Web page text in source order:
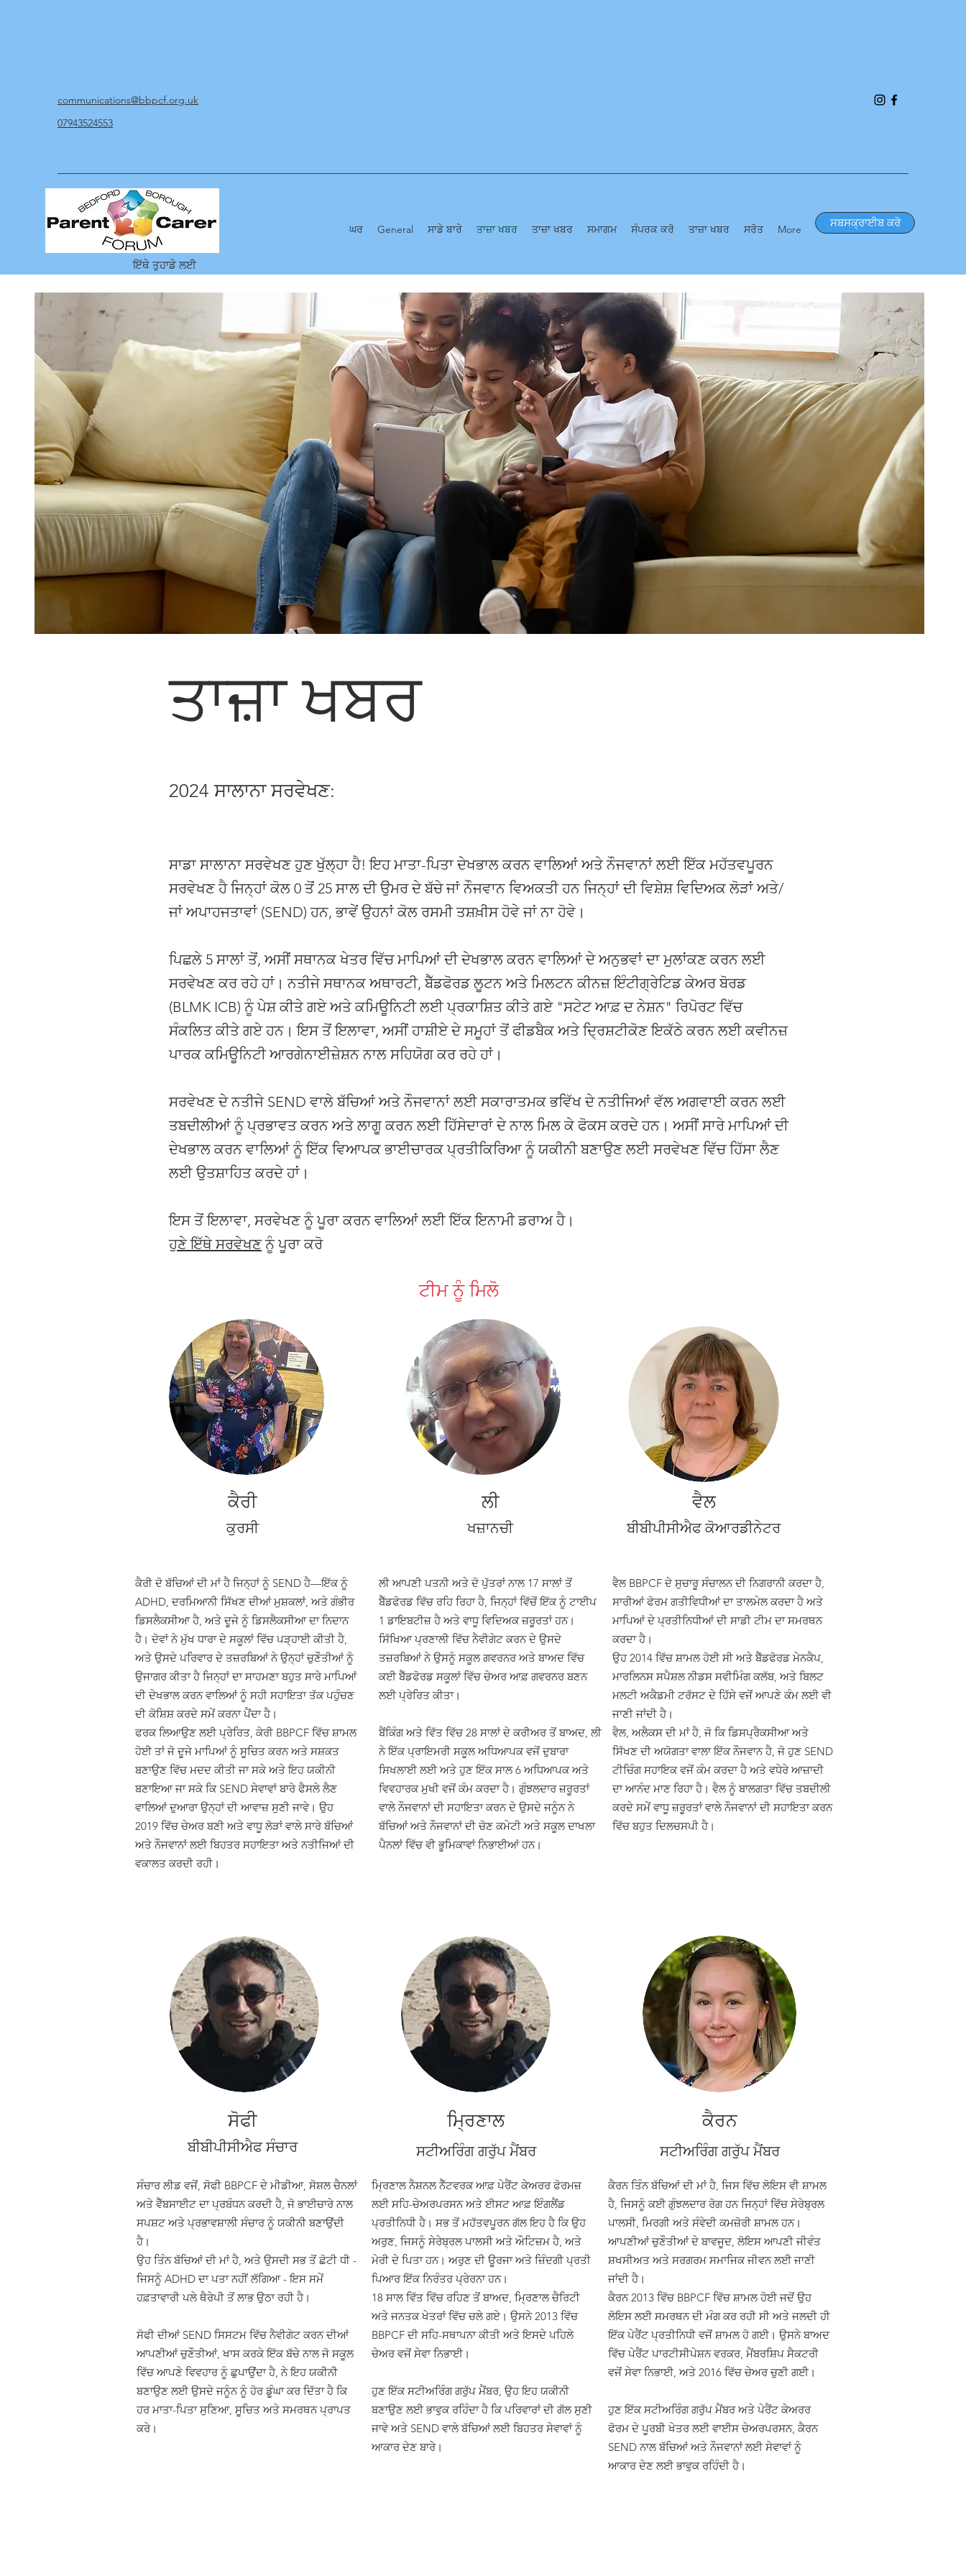
communications@bbpcf.org.uk
07943524553
ਘਰ General ਸਾਡੇ ਬਾਰੇ ਤਾਜ਼ਾ ਖਬਰ ਤਾਜ਼ਾ ਖਬਰ ਸਮਾਗਮ ਸੰਪਰਕ ਕਰੋ ਤਾਜ਼ਾ ਖਬਰ ਸਰੋਤ More ਸਬਸਕ੍ਰਾਈਬ ਕਰੋ
ਇੱਥੇ ਤੁਹਾਡੇ ਲਈ
ਤਾਜ਼ਾ ਖਬਰ
2024 ਸਾਲਾਨਾ ਸਰਵੇਖਣ:
ਸਾਡਾ ਸਾਲਾਨਾ ਸਰਵੇਖਣ ਹੁਣ ਖੁੱਲ੍ਹਾ ਹੈ! ਇਹ ਮਾਤਾ-ਪਿਤਾ ਦੇਖਭਾਲ ਕਰਨ ਵਾਲਿਆਂ ਅਤੇ ਨੌਜਵਾਨਾਂ ਲਈ ਇੱਕ ਮਹੱਤਵਪੂਰਨ
ਸਰਵੇਖਣ ਹੈ ਜਿਨ੍ਹਾਂ ਕੋਲ 0 ਤੋਂ 25 ਸਾਲ ਦੀ ਉਮਰ ਦੇ ਬੱਚੇ ਜਾਂ ਨੌਜਵਾਨ ਵਿਅਕਤੀ ਹਨ ਜਿਨ੍ਹਾਂ ਦੀ ਵਿਸ਼ੇਸ਼ ਵਿਦਿਅਕ ਲੋੜਾਂ ਅਤੇ/
ਜਾਂ ਅਪਾਹਜਤਾਵਾਂ (SEND) ਹਨ, ਭਾਵੇਂ ਉਹਨਾਂ ਕੋਲ ਰਸਮੀ ਤਸ਼ਖ਼ੀਸ ਹੋਵੇ ਜਾਂ ਨਾ ਹੋਵੇ।
ਪਿਛਲੇ 5 ਸਾਲਾਂ ਤੋਂ, ਅਸੀਂ ਸਥਾਨਕ ਖੇਤਰ ਵਿੱਚ ਮਾਪਿਆਂ ਦੀ ਦੇਖਭਾਲ ਕਰਨ ਵਾਲਿਆਂ ਦੇ ਅਨੁਭਵਾਂ ਦਾ ਮੁਲਾਂਕਣ ਕਰਨ ਲਈ
ਸਰਵੇਖਣ ਕਰ ਰਹੇ ਹਾਂ। ਨਤੀਜੇ ਸਥਾਨਕ ਅਥਾਰਟੀ, ਬੈੱਡਫੋਰਡ ਲੂਟਨ ਅਤੇ ਮਿਲਟਨ ਕੀਨਜ਼ ਇੰਟੀਗ੍ਰੇਟਿਡ ਕੇਅਰ ਬੋਰਡ
(BLMK ICB) ਨੂੰ ਪੇਸ਼ ਕੀਤੇ ਗਏ ਅਤੇ ਕਮਿਊਨਿਟੀ ਲਈ ਪ੍ਰਕਾਸ਼ਿਤ ਕੀਤੇ ਗਏ "ਸਟੇਟ ਆਫ਼ ਦ ਨੇਸ਼ਨ" ਰਿਪੋਰਟ ਵਿੱਚ
ਸੰਕਲਿਤ ਕੀਤੇ ਗਏ ਹਨ। ਇਸ ਤੋਂ ਇਲਾਵਾ, ਅਸੀਂ ਹਾਸ਼ੀਏ ਦੇ ਸਮੂਹਾਂ ਤੋਂ ਫੀਡਬੈਕ ਅਤੇ ਦ੍ਰਿਸ਼ਟੀਕੋਣ ਇਕੱਠੇ ਕਰਨ ਲਈ ਕਵੀਨਜ਼
ਪਾਰਕ ਕਮਿਊਨਿਟੀ ਆਰਗੇਨਾਈਜ਼ੇਸ਼ਨ ਨਾਲ ਸਹਿਯੋਗ ਕਰ ਰਹੇ ਹਾਂ।
ਸਰਵੇਖਣ ਦੇ ਨਤੀਜੇ SEND ਵਾਲੇ ਬੱਚਿਆਂ ਅਤੇ ਨੌਜਵਾਨਾਂ ਲਈ ਸਕਾਰਾਤਮਕ ਭਵਿੱਖ ਦੇ ਨਤੀਜਿਆਂ ਵੱਲ ਅਗਵਾਈ ਕਰਨ ਲਈ
ਤਬਦੀਲੀਆਂ ਨੂੰ ਪ੍ਰਭਾਵਤ ਕਰਨ ਅਤੇ ਲਾਗੂ ਕਰਨ ਲਈ ਹਿੱਸੇਦਾਰਾਂ ਦੇ ਨਾਲ ਮਿਲ ਕੇ ਫੋਕਸ ਕਰਦੇ ਹਨ। ਅਸੀਂ ਸਾਰੇ ਮਾਪਿਆਂ ਦੀ
ਦੇਖਭਾਲ ਕਰਨ ਵਾਲਿਆਂ ਨੂੰ ਇੱਕ ਵਿਆਪਕ ਭਾਈਚਾਰਕ ਪ੍ਰਤੀਕਿਰਿਆ ਨੂੰ ਯਕੀਨੀ ਬਣਾਉਣ ਲਈ ਸਰਵੇਖਣ ਵਿੱਚ ਹਿੱਸਾ ਲੈਣ
ਲਈ ਉਤਸ਼ਾਹਿਤ ਕਰਦੇ ਹਾਂ।
ਇਸ ਤੋਂ ਇਲਾਵਾ, ਸਰਵੇਖਣ ਨੂੰ ਪੂਰਾ ਕਰਨ ਵਾਲਿਆਂ ਲਈ ਇੱਕ ਇਨਾਮੀ ਡਰਾਅ ਹੈ।
ਹੁਣੇ ਇੱਥੇ ਸਰਵੇਖਣਨੂੰ ਪੂਰਾ ਕਰੋ
ਟੀਮ ਨੂੰ ਮਿਲੋ
ਕੈਰੀ
ਕੁਰਸੀ
ਲੀ
ਖਜ਼ਾਨਚੀ
ਵੈਲ
ਬੀਬੀਪੀਸੀਐਫ ਕੋਆਰਡੀਨੇਟਰ
ਕੈਰੀ ਦੋ ਬੱਚਿਆਂ ਦੀ ਮਾਂ ਹੈ ਜਿਨ੍ਹਾਂ ਨੂੰ SEND ਹੈ—ਇੱਕ ਨੂੰ
ADHD, ਦਰਮਿਆਨੀ ਸਿੱਖਣ ਦੀਆਂ ਮੁਸ਼ਕਲਾਂ, ਅਤੇ ਗੰਭੀਰ
ਡਿਸਲੈਕਸੀਆ ਹੈ, ਅਤੇ ਦੂਜੇ ਨੂੰ ਡਿਸਲੈਕਸੀਆ ਦਾ ਨਿਦਾਨ
ਹੈ। ਦੋਵਾਂ ਨੇ ਮੁੱਖ ਧਾਰਾ ਦੇ ਸਕੂਲਾਂ ਵਿੱਚ ਪੜ੍ਹਾਈ ਕੀਤੀ ਹੈ,
ਅਤੇ ਉਸਦੇ ਪਰਿਵਾਰ ਦੇ ਤਜ਼ਰਬਿਆਂ ਨੇ ਉਨ੍ਹਾਂ ਚੁਣੌਤੀਆਂ ਨੂੰ
ਉਜਾਗਰ ਕੀਤਾ ਹੈ ਜਿਨ੍ਹਾਂ ਦਾ ਸਾਹਮਣਾ ਬਹੁਤ ਸਾਰੇ ਮਾਪਿਆਂ
ਦੀ ਦੇਖਭਾਲ ਕਰਨ ਵਾਲਿਆਂ ਨੂੰ ਸਹੀ ਸਹਾਇਤਾ ਤੱਕ ਪਹੁੰਚਣ
ਦੀ ਕੋਸ਼ਿਸ਼ ਕਰਦੇ ਸਮੇਂ ਕਰਨਾ ਪੈਂਦਾ ਹੈ।
ਫਰਕ ਲਿਆਉਣ ਲਈ ਪ੍ਰੇਰਿਤ, ਕੇਰੀ BBPCF ਵਿੱਚ ਸ਼ਾਮਲ
ਹੋਈ ਤਾਂ ਜੋ ਦੂਜੇ ਮਾਪਿਆਂ ਨੂੰ ਸੂਚਿਤ ਕਰਨ ਅਤੇ ਸਸ਼ਕਤ
ਬਣਾਉਣ ਵਿੱਚ ਮਦਦ ਕੀਤੀ ਜਾ ਸਕੇ ਅਤੇ ਇਹ ਯਕੀਨੀ
ਬਣਾਇਆ ਜਾ ਸਕੇ ਕਿ SEND ਸੇਵਾਵਾਂ ਬਾਰੇ ਫੈਸਲੇ ਲੈਣ
ਵਾਲਿਆਂ ਦੁਆਰਾ ਉਨ੍ਹਾਂ ਦੀ ਆਵਾਜ਼ ਸੁਣੀ ਜਾਵੇ। ਉਹ
2019 ਵਿੱਚ ਚੇਅਰ ਬਣੀ ਅਤੇ ਵਾਧੂ ਲੋੜਾਂ ਵਾਲੇ ਸਾਰੇ ਬੱਚਿਆਂ
ਅਤੇ ਨੌਜਵਾਨਾਂ ਲਈ ਬਿਹਤਰ ਸਹਾਇਤਾ ਅਤੇ ਨਤੀਜਿਆਂ ਦੀ
ਵਕਾਲਤ ਕਰਦੀ ਰਹੀ।
ਲੀ ਆਪਣੀ ਪਤਨੀ ਅਤੇ ਦੋ ਪੁੱਤਰਾਂ ਨਾਲ 17 ਸਾਲਾਂ ਤੋਂ
ਬੈੱਡਫੋਰਡ ਵਿੱਚ ਰਹਿ ਰਿਹਾ ਹੈ, ਜਿਨ੍ਹਾਂ ਵਿੱਚੋਂ ਇੱਕ ਨੂੰ ਟਾਈਪ
1 ਡਾਇਬਟੀਜ਼ ਹੈ ਅਤੇ ਵਾਧੂ ਵਿਦਿਅਕ ਜ਼ਰੂਰਤਾਂ ਹਨ।
ਸਿੱਖਿਆ ਪ੍ਰਣਾਲੀ ਵਿੱਚ ਨੈਵੀਗੇਟ ਕਰਨ ਦੇ ਉਸਦੇ
ਤਜ਼ਰਬਿਆਂ ਨੇ ਉਸਨੂੰ ਸਕੂਲ ਗਵਰਨਰ ਅਤੇ ਬਾਅਦ ਵਿੱਚ
ਕਈ ਬੈੱਡਫੋਰਡ ਸਕੂਲਾਂ ਵਿੱਚ ਚੇਅਰ ਆਫ਼ ਗਵਰਨਰ ਬਣਨ
ਲਈ ਪ੍ਰੇਰਿਤ ਕੀਤਾ।
ਬੈਂਕਿੰਗ ਅਤੇ ਵਿੱਤ ਵਿੱਚ 28 ਸਾਲਾਂ ਦੇ ਕਰੀਅਰ ਤੋਂ ਬਾਅਦ, ਲੀ
ਨੇ ਇੱਕ ਪ੍ਰਾਇਮਰੀ ਸਕੂਲ ਅਧਿਆਪਕ ਵਜੋਂ ਦੁਬਾਰਾ
ਸਿਖਲਾਈ ਲਈ ਅਤੇ ਹੁਣ ਇੱਕ ਸਾਲ 6 ਅਧਿਆਪਕ ਅਤੇ
ਵਿਵਹਾਰਕ ਮੁਖੀ ਵਜੋਂ ਕੰਮ ਕਰਦਾ ਹੈ। ਗੁੰਝਲਦਾਰ ਜ਼ਰੂਰਤਾਂ
ਵਾਲੇ ਨੌਜਵਾਨਾਂ ਦੀ ਸਹਾਇਤਾ ਕਰਨ ਦੇ ਉਸਦੇ ਜਨੂੰਨ ਨੇ
ਬੱਚਿਆਂ ਅਤੇ ਨੌਜਵਾਨਾਂ ਦੀ ਚੋਣ ਕਮੇਟੀ ਅਤੇ ਸਕੂਲ ਦਾਖਲਾ
ਪੈਨਲਾਂ ਵਿੱਚ ਵੀ ਭੂਮਿਕਾਵਾਂ ਨਿਭਾਈਆਂ ਹਨ।
ਵੈਲ BBPCF ਦੇ ਸੁਚਾਰੂ ਸੰਚਾਲਨ ਦੀ ਨਿਗਰਾਨੀ ਕਰਦਾ ਹੈ,
ਸਾਰੀਆਂ ਫੋਰਮ ਗਤੀਵਿਧੀਆਂ ਦਾ ਤਾਲਮੇਲ ਕਰਦਾ ਹੈ ਅਤੇ
ਮਾਪਿਆਂ ਦੇ ਪ੍ਰਤੀਨਿਧੀਆਂ ਦੀ ਸਾਡੀ ਟੀਮ ਦਾ ਸਮਰਥਨ
ਕਰਦਾ ਹੈ।
ਉਹ 2014 ਵਿੱਚ ਸ਼ਾਮਲ ਹੋਈ ਸੀ ਅਤੇ ਬੈੱਡਫੋਰਡ ਮੇਨਕੈਪ,
ਮਾਰਲਿਨਸ ਸਪੈਸ਼ਲ ਨੀਡਸ ਸਵੀਮਿੰਗ ਕਲੱਬ, ਅਤੇ ਬਿਲਟ
ਮਲਟੀ ਅਕੈਡਮੀ ਟਰੱਸਟ ਦੇ ਹਿੱਸੇ ਵਜੋਂ ਆਪਣੇ ਕੰਮ ਲਈ ਵੀ
ਜਾਣੀ ਜਾਂਦੀ ਹੈ।
ਵੈਲ, ਅਲੈਕਸ ਦੀ ਮਾਂ ਹੈ, ਜੋ ਕਿ ਡਿਸਪ੍ਰੈਕਸੀਆ ਅਤੇ
ਸਿੱਖਣ ਦੀ ਅਯੋਗਤਾ ਵਾਲਾ ਇੱਕ ਨੌਜਵਾਨ ਹੈ, ਜੋ ਹੁਣ SEND
ਟੀਚਿੰਗ ਸਹਾਇਕ ਵਜੋਂ ਕੰਮ ਕਰਦਾ ਹੈ ਅਤੇ ਵਧੇਰੇ ਆਜ਼ਾਦੀ
ਦਾ ਆਨੰਦ ਮਾਣ ਰਿਹਾ ਹੈ। ਵੈਲ ਨੂੰ ਬਾਲਗਤਾ ਵਿੱਚ ਤਬਦੀਲੀ
ਕਰਦੇ ਸਮੇਂ ਵਾਧੂ ਜ਼ਰੂਰਤਾਂ ਵਾਲੇ ਨੌਜਵਾਨਾਂ ਦੀ ਸਹਾਇਤਾ ਕਰਨ
ਵਿੱਚ ਬਹੁਤ ਦਿਲਚਸਪੀ ਹੈ।
ਸੋਫੀ
ਬੀਬੀਪੀਸੀਐਫ ਸੰਚਾਰ
ਸੰਚਾਰ ਲੀਡ ਵਜੋਂ, ਸੋਫੀ BBPCF ਦੇ ਮੀਡੀਆ, ਸੋਸ਼ਲ ਚੈਨਲਾਂ
ਅਤੇ ਵੈੱਬਸਾਈਟ ਦਾ ਪ੍ਰਬੰਧਨ ਕਰਦੀ ਹੈ, ਜੋ ਭਾਈਚਾਰੇ ਨਾਲ
ਸਪਸ਼ਟ ਅਤੇ ਪ੍ਰਭਾਵਸ਼ਾਲੀ ਸੰਚਾਰ ਨੂੰ ਯਕੀਨੀ ਬਣਾਉਂਦੀ
ਹੈ।
ਉਹ ਤਿੰਨ ਬੱਚਿਆਂ ਦੀ ਮਾਂ ਹੈ, ਅਤੇ ਉਸਦੀ ਸਭ ਤੋਂ ਛੋਟੀ ਧੀ -
ਜਿਸਨੂੰ ADHD ਦਾ ਪਤਾ ਨਹੀਂ ਲੱਗਿਆ - ਇਸ ਸਮੇਂ
ਹਫ਼ਤਾਵਾਰੀ ਪਲੇ ਥੈਰੇਪੀ ਤੋਂ ਲਾਭ ਉਠਾ ਰਹੀ ਹੈ।
ਸੋਫੀ ਦੀਆਂ SEND ਸਿਸਟਮ ਵਿੱਚ ਨੈਵੀਗੇਟ ਕਰਨ ਦੀਆਂ
ਆਪਣੀਆਂ ਚੁਣੌਤੀਆਂ, ਖਾਸ ਕਰਕੇ ਇੱਕ ਬੱਚੇ ਨਾਲ ਜੋ ਸਕੂਲ
ਵਿੱਚ ਆਪਣੇ ਵਿਵਹਾਰ ਨੂੰ ਛੁਪਾਉਂਦਾ ਹੈ, ਨੇ ਇਹ ਯਕੀਨੀ
ਬਣਾਉਣ ਲਈ ਉਸਦੇ ਜਨੂੰਨ ਨੂੰ ਹੋਰ ਡੂੰਘਾ ਕਰ ਦਿੱਤਾ ਹੈ ਕਿ
ਹਰ ਮਾਤਾ-ਪਿਤਾ ਸੁਣਿਆ, ਸੂਚਿਤ ਅਤੇ ਸਮਰਥਨ ਪ੍ਰਾਪਤ
ਕਰੇ।
ਮ੍ਰਿਣਾਲ
ਸਟੀਅਰਿੰਗ ਗਰੁੱਪ ਮੈਂਬਰ
ਮ੍ਰਿਣਾਲ ਨੈਸ਼ਨਲ ਨੈੱਟਵਰਕ ਆਫ਼ ਪੇਰੈਂਟ ਕੇਅਰਰ ਫੋਰਮਜ਼
ਲਈ ਸਹਿ-ਚੇਅਰਪਰਸਨ ਅਤੇ ਈਸਟ ਆਫ਼ ਇੰਗਲੈਂਡ
ਪ੍ਰਤੀਨਿਧੀ ਹੈ। ਸਭ ਤੋਂ ਮਹੱਤਵਪੂਰਨ ਗੱਲ ਇਹ ਹੈ ਕਿ ਉਹ
ਅਰੁਣ, ਜਿਸਨੂੰ ਸੇਰੇਬ੍ਰਲ ਪਾਲਸੀ ਅਤੇ ਔਟਿਜ਼ਮ ਹੈ, ਅਤੇ
ਮੇਰੀ ਦੇ ਪਿਤਾ ਹਨ। ਅਰੁਣ ਦੀ ਊਰਜਾ ਅਤੇ ਜ਼ਿੰਦਗੀ ਪ੍ਰਤੀ
ਪਿਆਰ ਇੱਕ ਨਿਰੰਤਰ ਪ੍ਰੇਰਨਾ ਹਨ।
18 ਸਾਲ ਵਿੱਤ ਵਿੱਚ ਰਹਿਣ ਤੋਂ ਬਾਅਦ, ਮ੍ਰਿਣਾਲ ਚੈਰਿਟੀ
ਅਤੇ ਜਨਤਕ ਖੇਤਰਾਂ ਵਿੱਚ ਚਲੇ ਗਏ। ਉਸਨੇ 2013 ਵਿੱਚ
BBPCF ਦੀ ਸਹਿ-ਸਥਾਪਨਾ ਕੀਤੀ ਅਤੇ ਇਸਦੇ ਪਹਿਲੇ
ਚੇਅਰ ਵਜੋਂ ਸੇਵਾ ਨਿਭਾਈ।
ਹੁਣ ਇੱਕ ਸਟੀਅਰਿੰਗ ਗਰੁੱਪ ਮੈਂਬਰ, ਉਹ ਇਹ ਯਕੀਨੀ
ਬਣਾਉਣ ਲਈ ਭਾਵੁਕ ਰਹਿੰਦਾ ਹੈ ਕਿ ਪਰਿਵਾਰਾਂ ਦੀ ਗੱਲ ਸੁਣੀ
ਜਾਵੇ ਅਤੇ SEND ਵਾਲੇ ਬੱਚਿਆਂ ਲਈ ਬਿਹਤਰ ਸੇਵਾਵਾਂ ਨੂੰ
ਆਕਾਰ ਦੇਣ ਬਾਰੇ।
ਕੈਰਨ
ਸਟੀਅਰਿੰਗ ਗਰੁੱਪ ਮੈਂਬਰ
ਕੈਰਨ ਤਿੰਨ ਬੱਚਿਆਂ ਦੀ ਮਾਂ ਹੈ, ਜਿਸ ਵਿੱਚ ਲੋਇਸ ਵੀ ਸ਼ਾਮਲ
ਹੈ, ਜਿਸਨੂੰ ਕਈ ਗੁੰਝਲਦਾਰ ਰੋਗ ਹਨ ਜਿਨ੍ਹਾਂ ਵਿੱਚ ਸੇਰੇਬ੍ਰਲ
ਪਾਲਸੀ, ਮਿਰਗੀ ਅਤੇ ਸੰਵੇਦੀ ਕਮਜ਼ੋਰੀ ਸ਼ਾਮਲ ਹਨ।
ਆਪਣੀਆਂ ਚੁਣੌਤੀਆਂ ਦੇ ਬਾਵਜੂਦ, ਲੋਇਸ ਆਪਣੀ ਜੀਵੰਤ
ਸ਼ਖਸੀਅਤ ਅਤੇ ਸਰਗਰਮ ਸਮਾਜਿਕ ਜੀਵਨ ਲਈ ਜਾਣੀ
ਜਾਂਦੀ ਹੈ।
ਕੈਰਨ 2013 ਵਿੱਚ BBPCF ਵਿੱਚ ਸ਼ਾਮਲ ਹੋਈ ਜਦੋਂ ਉਹ
ਲੋਇਸ ਲਈ ਸਮਰਥਨ ਦੀ ਮੰਗ ਕਰ ਰਹੀ ਸੀ ਅਤੇ ਜਲਦੀ ਹੀ
ਇੱਕ ਪੇਰੈਂਟ ਪ੍ਰਤੀਨਿਧੀ ਵਜੋਂ ਸ਼ਾਮਲ ਹੋ ਗਈ। ਉਸਨੇ ਬਾਅਦ
ਵਿੱਚ ਪੇਰੈਂਟ ਪਾਰਟੀਸੀਪੇਸ਼ਨ ਵਰਕਰ, ਮੈਂਬਰਸ਼ਿਪ ਸੈਕਟਰੀ
ਵਜੋਂ ਸੇਵਾ ਨਿਭਾਈ, ਅਤੇ 2016 ਵਿੱਚ ਚੇਅਰ ਚੁਣੀ ਗਈ।
ਹੁਣ ਇੱਕ ਸਟੀਅਰਿੰਗ ਗਰੁੱਪ ਮੈਂਬਰ ਅਤੇ ਪੇਰੈਂਟ ਕੇਅਰਰ
ਫੋਰਮ ਦੇ ਪੂਰਬੀ ਖੇਤਰ ਲਈ ਵਾਈਸ ਚੇਅਰਪਰਸਨ, ਕੈਰਨ
SEND ਨਾਲ ਬੱਚਿਆਂ ਅਤੇ ਨੌਜਵਾਨਾਂ ਲਈ ਸੇਵਾਵਾਂ ਨੂੰ
ਆਕਾਰ ਦੇਣ ਲਈ ਭਾਵੁਕ ਰਹਿੰਦੀ ਹੈ।